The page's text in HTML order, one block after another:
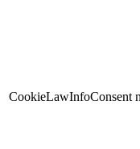
CookieLawInfoConsent